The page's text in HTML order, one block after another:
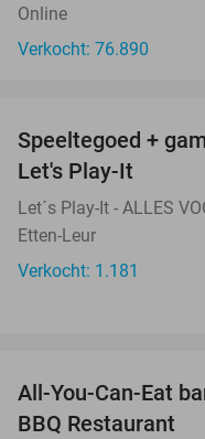
Online
Verkocht: 76.890
Speeltegoed +
Let's Play-It
Let´s Play-It - ALLES
Etten-Leur
Verkocht: 1.181
All-You-Can-Eat
BBQ Restaurant